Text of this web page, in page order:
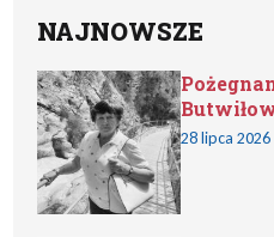
NAJNOWSZE
28 lipca 2026